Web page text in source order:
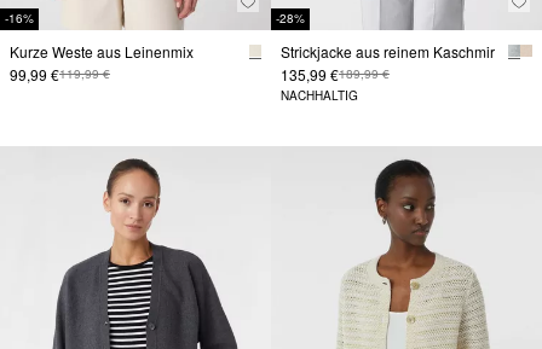
-16%
Kurze Weste aus Leinenmix
99,99 €119,99 €
-28%
Strickjacke aus reinem Kaschmir
135,99 €189,99 €
NACHHALTIG